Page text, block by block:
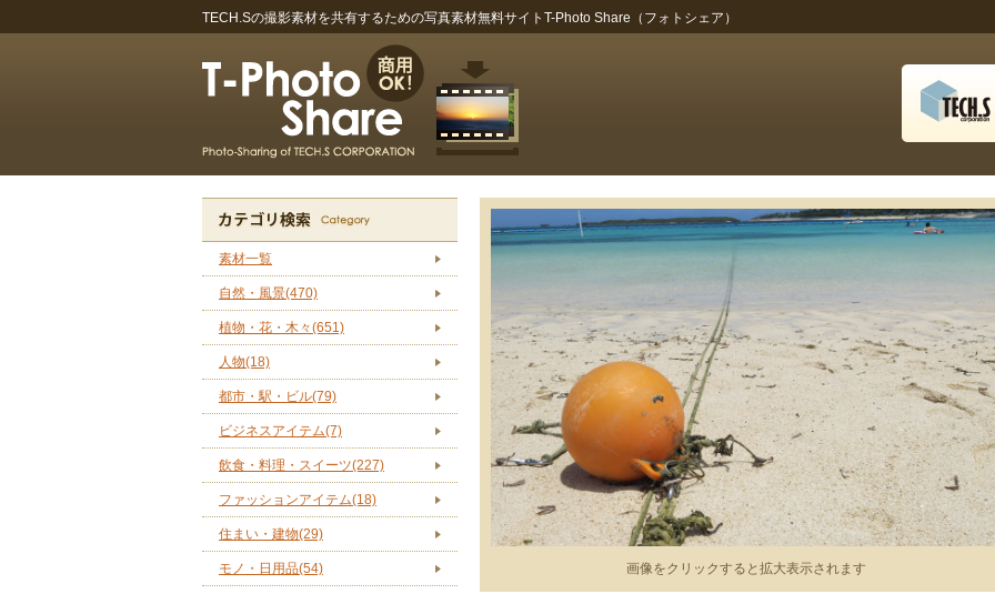
TECH.Sの撮影素材を共有するための写真素材無料サイトT-Photo Share（フォトシェア）
素材一覧
自然・風景(470)
植物・花・木々(651)
人物(18)
都市・駅・ビル(79)
ビジネスアイテム(7)
飲食・料理・スイーツ(227)
ファッションアイテム(18)
住まい・建物(29)
モノ・日用品(54) 画像をクリックすると拡大表示されます